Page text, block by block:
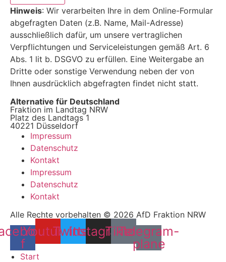
Hinweis: Wir verarbeiten Ihre in dem Online-Formular
abgefragten Daten (z.B. Name, Mail-Adresse)
ausschließlich dafür, um unsere vertraglichen
Verpflichtungen und Serviceleistungen gemäß Art. 6
Abs. 1 lit b. DSGVO zu erfüllen. Eine Weitergabe an
Dritte oder sonstige Verwendung neben der von
Ihnen ausdrücklich abgefragten findet nicht statt.
Alternative für Deutschland
Fraktion im Landtag NRW
Platz des Landtags 1
40221 Düsseldorf
Impressum
Datenschutz
Kontakt
Impressum
Datenschutz
Kontakt
Alle Rechte vorbehalten © 2026 AfD Fraktion NRW
f
YoutubeTwitter
Instagram
Tiktok
Telegram-
plane
Start